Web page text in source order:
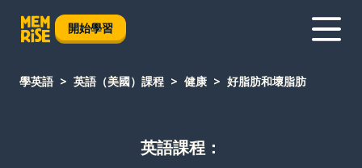
開始學習
學英語 英語（美國）課程 健康 好脂肪和壞脂肪
英語課程：